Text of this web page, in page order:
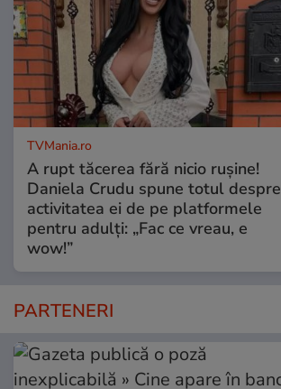
TVMania.ro
A rupt tăcerea fără nicio rușine!
Daniela Crudu spune totul despre
activitatea ei de pe platformele
pentru adulți: „Fac ce vreau, e
wow!”
PARTENERI